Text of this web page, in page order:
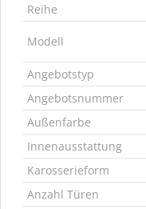
Reihe
Modell
Angebotstyp
Angebotsnummer
Außenfarbe
Innenausstattung
Karosserieform
Anzahl Türen